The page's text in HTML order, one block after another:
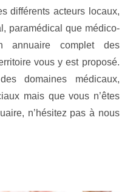
différents acteurs locaux,
paramédical que médico-
annuaire complet des
vous y est proposé.
domaines médicaux,
mais que vous n’êtes
n’hésitez pas à nous